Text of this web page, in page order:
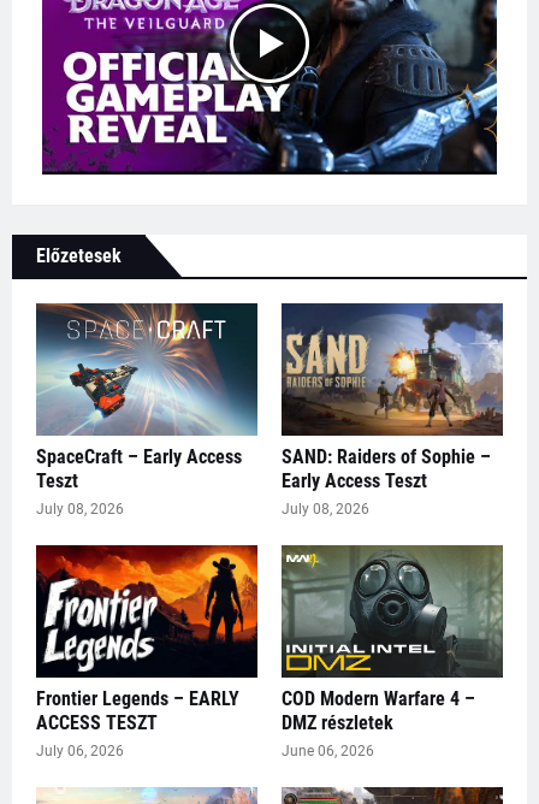
Előzetesek
SpaceCraft – Early Access
Teszt
July 08, 2026
SAND: Raiders of Sophie –
Early Access Teszt
July 08, 2026
Frontier Legends – EARLY
ACCESS TESZT
July 06, 2026
COD Modern Warfare 4 –
DMZ részletek
June 06, 2026